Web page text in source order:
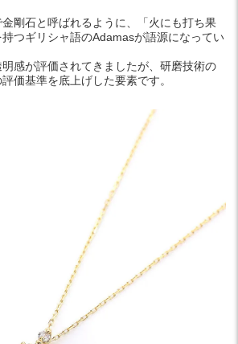
剛石と呼ばれるように、「火にも打ち果
つギリシャ語のAdamasが語源になってい
感が評価されてきましたが、研磨技術の
価基準を底上げした要素です。